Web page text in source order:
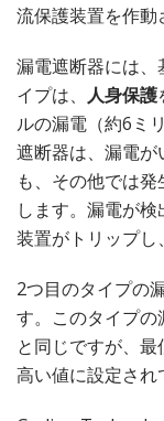
流保護装置を作動
漏電遮断器には、
イプは、 人身保護
ルの漏電（約6ミ
遮断器は、漏電が
も、その他では
します。漏電が
装置がトリップし
2つ目のタイプの
す。このタイプ
と同じですが、
高い値に設定され